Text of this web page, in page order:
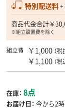
特別配送料+
商品代金合計￥
※組立設置費を除く
組立費 ￥1,000 （税
￥1,100 （税
在庫： 8点
お届け日： 今から2